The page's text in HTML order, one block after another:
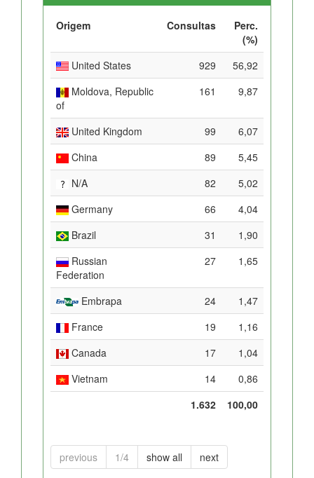
Origem Consultas
Perc.
(%)
United States
929
56,92
Moldova, Republic
of
161 9,87
United Kingdom 99
6,07
China
89
5,45
N/A
82
5,02
Germany
66
4,04
Brazil
31
1,90
Russian
Federation
27 1,65
Embrapa 24
1,47
France
19
1,16
Canada
17
1,04
Vietnam
14
0,86
1.632
100,00
previous 1/4 show all next